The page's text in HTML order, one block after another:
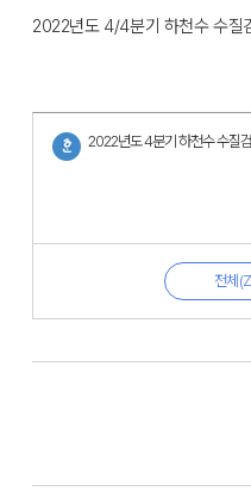
2022년도 4/4분기 하천수 수질
2022년도 4분기 하천수 수질
전체